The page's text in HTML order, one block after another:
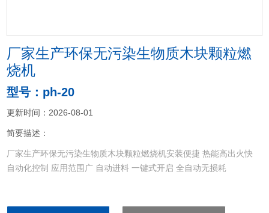
厂家生产环保无污染生物质木块颗粒燃
烧机
型号：ph-20
更新时间：2026-08-01
简要描述：
厂家生产环保无污染生物质木块颗粒燃烧机安装便捷 热能高出火快
自动化控制 应用范围广 自动进料 一键式开启 全自动无损耗